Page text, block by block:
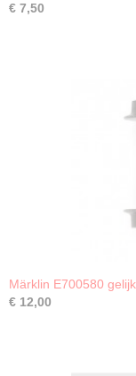
€ 7,50
Märklin E700580
€ 12,00